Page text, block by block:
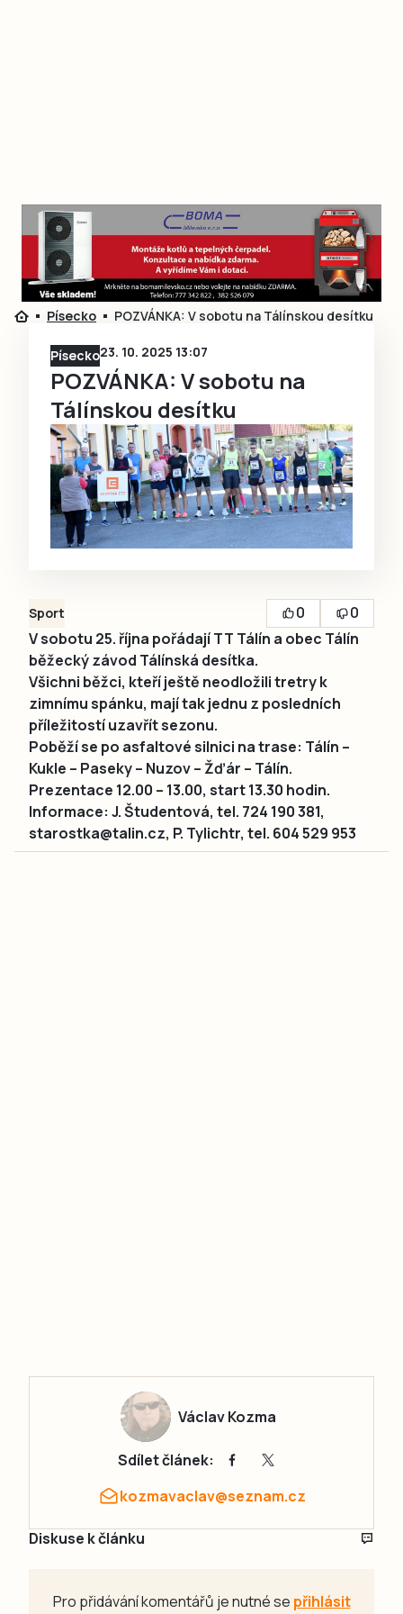
Písecko POZVÁNKA: V sobotu na Tálínskou desítku
Písecko23. 10. 2025 13:07
POZVÁNKA: V sobotu na
Tálínskou desítku
Sport 0
0
V sobotu 25. října pořádají TT Tálín a obec Tálín
běžecký závod Tálínská desítka.
Všichni běžci, kteří ještě neodložili tretry k
zimnímu spánku, mají tak jednu z posledních
příležitostí uzavřít sezonu.
Poběží se po asfaltové silnici na trase: Tálín –
Kukle – Paseky – Nuzov – Žďár – Tálín.
Prezentace 12.00 – 13.00, start 13.30 hodin.
Informace: J. Študentová, tel. 724 190 381,
starostka@talin.cz, P. Tylichtr, tel. 604 529 953
Václav Kozma
Sdílet článek:
kozmavaclav@seznam.cz
Diskuse k článku
Pro přidávání komentářů je nutné se přihlásit